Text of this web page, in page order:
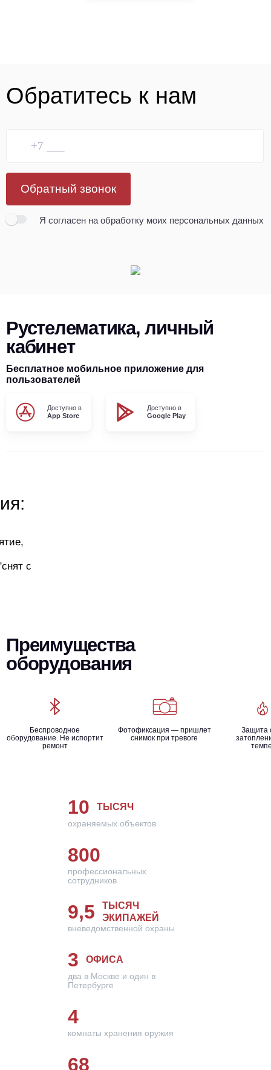
Обратитесь к нам
Обратный звонок
Я согласен на обработку моих персональных данных
Рустелематика, личный
кабинет
Бесплатное мобильное приложение для
пользователей
Доступно в
App Store
Доступно в
Google Play
с
Преимущества
оборудования
Беспроводное
оборудование. Не испортит
ремонт
Фотофиксация — пришлет
снимок при тревоге
Защита
10 ТЫСЯЧ
охраняемых объектов
800
профессиональных
сотрудников
9,5
ТЫСЯЧ
ЭКИПАЖЕЙ
вневедомственной охраны
3 ОФИСА
два в Москве и один в
Петербурге
4
комнаты хранения оружия
68